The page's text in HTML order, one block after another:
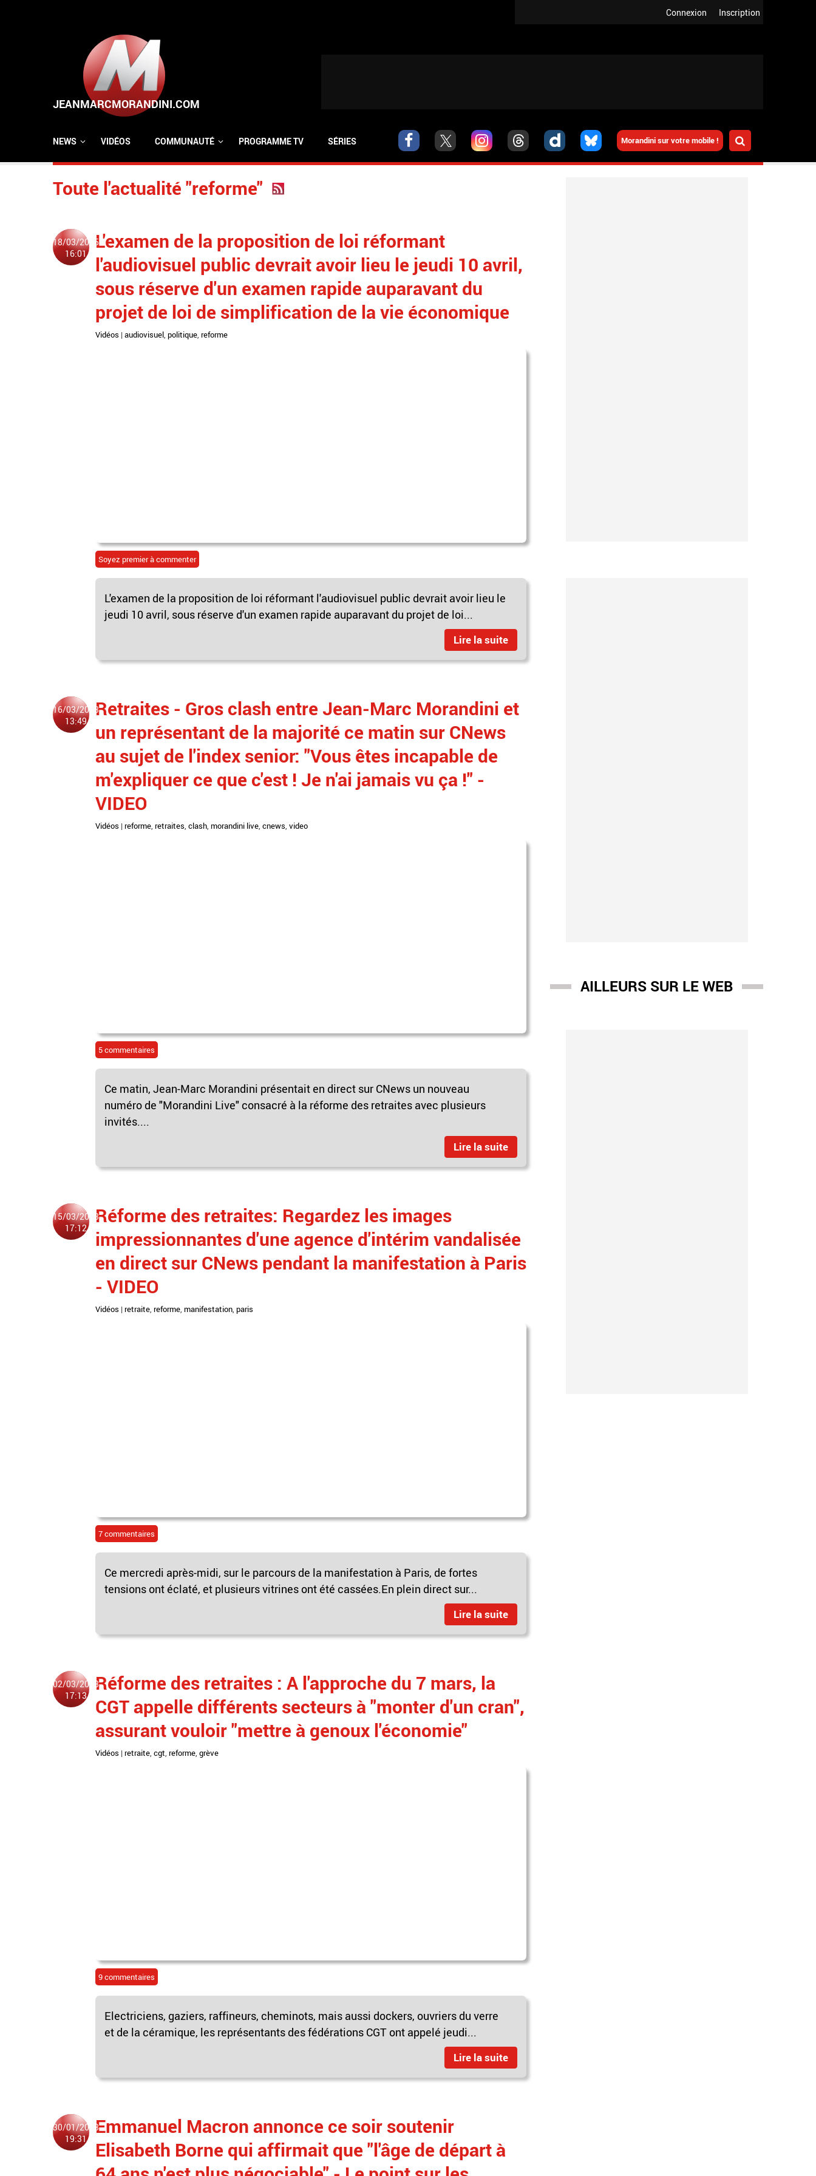
Inscription
Connexion
Morandini sur votre mobile !
NEWS VIDÉOS COMMUNAUTÉ PROGRAMME TV SÉRIES
Toute l'actualité "reforme"
18/03/2025
16:01
L'examen de la proposition de loi réformant
l'audiovisuel public devrait avoir lieu le jeudi 10 avril,
sous réserve d'un examen rapide auparavant du
projet de loi de simplification de la vie économique
Vidéos | audiovisuel, politique, reforme
Soyez premier à commenter
L'examen de la proposition de loi réformant l'audiovisuel public devrait avoir lieu le
jeudi 10 avril, sous réserve d'un examen rapide auparavant du projet de loi...
Lire la suite
16/03/2023
13:49
Retraites - Gros clash entre Jean-Marc Morandini et
un représentant de la majorité ce matin sur CNews
au sujet de l'index senior: "Vous êtes incapable de
m'expliquer ce que c'est ! Je n'ai jamais vu ça !" -
VIDEO
Vidéos | reforme retraites clash morandini live cnews video
5 commentaires
Ce matin, Jean-Marc Morandini présentait en direct sur CNews un nouveau
numéro de "Morandini Live" consacré à la réforme des retraites avec plusieurs
invités....
Lire la suite
15/03/2023
17:12
Réforme des retraites: Regardez les images
impressionnantes d'une agence d'intérim vandalisée
en direct sur CNews pendant la manifestation à Paris
- VIDEO
Vidéos | retraite, reforme, manifestation, paris
7 commentaires
Ce mercredi après-midi, sur le parcours de la manifestation à Paris, de fortes
tensions ont éclaté, et plusieurs vitrines ont été cassées.En plein direct sur...
Lire la suite
02/03/2023
17:13
Réforme des retraites : A l'approche du 7 mars, la
CGT appelle différents secteurs à "monter d'un cran",
assurant vouloir "mettre à genoux l'économie"
Vidéos | retraite cgt reforme grève
9 commentaires
Electriciens, gaziers, raffineurs, cheminots, mais aussi dockers, ouvriers du verre
et de la céramique, les représentants des fédérations CGT ont appelé jeudi...
Lire la suite
30/01/2023
19:31
Emmanuel Macron annonce ce soir soutenir
Elisabeth Borne qui affirmait que "l'âge de départ à
AILLEURS SUR LE WEB